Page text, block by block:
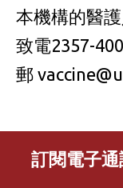
本機構的醫
致電2357-
郵
訂閱電子通